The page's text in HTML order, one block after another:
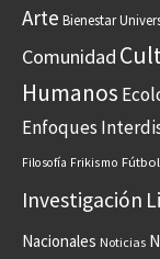
Arte Bienestar
Comunidad
Humanos
Enfoques
Filosofía Frikismo Fútbol
Investigación
Nacionales Noticias